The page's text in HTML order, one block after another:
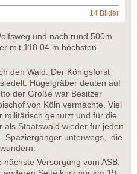
14 Bilder
und nach rund 500m
mit 118,04 m höchsten
den Wald. Der Königsforst
Hügelgräber deuten auf
der Große war Besitzer
von Köln vermachte. Viel
militärisch genutzt und für die
als Staatswald wieder für jeden
Spaziergänger unterwegs, die
Versorgung vom ASB.